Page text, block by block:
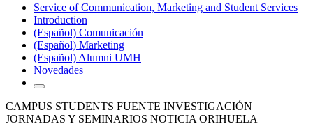
Service of Communication, Marketing and Student Services
Introduction
(Español) Comunicación
(Español) Marketing
(Español) Alumni UMH
Novedades
CAMPUS STUDENTS FUENTE INVESTIGACIÓN
JORNADAS Y SEMINARIOS NOTICIA ORIHUELA